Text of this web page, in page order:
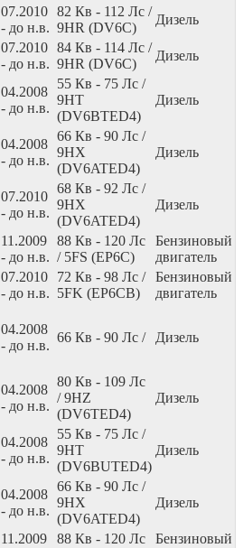
07.2010
- до н.в.
82 Кв - 112 Лс /
9HR (DV6C)
Дизель
07.2010
- до н.в.
84 Кв - 114 Лс /
9HR (DV6C)
Дизель
04.2008
- до н.в.
55 Кв - 75 Лс /
9HT
(DV6BTED4)
Дизель
04.2008
- до н.в.
66 Кв - 90 Лс /
9HX
(DV6ATED4)
Дизель
07.2010
- до н.в.
68 Кв - 92 Лс /
9HX
(DV6ATED4)
Дизель
11.2009
- до н.в.
88 Кв - 120 Лс
/ 5FS (EP6C)
Бензиновый
двигатель
07.2010
- до н.в.
72 Кв - 98 Лс /
5FK (EP6CB)
Бензиновый
двигатель
04.2008
- до н.в.
66 Кв - 90 Лс / Дизель
04.2008
- до н.в.
80 Кв - 109 Лс
/ 9HZ
(DV6TED4)
Дизель
04.2008
- до н.в.
55 Кв - 75 Лс /
9HT
(DV6BUTED4)
Дизель
04.2008
- до н.в.
66 Кв - 90 Лс /
9HX
(DV6ATED4)
Дизель
11.2009
88 Кв - 120 Лс
Бензиновый